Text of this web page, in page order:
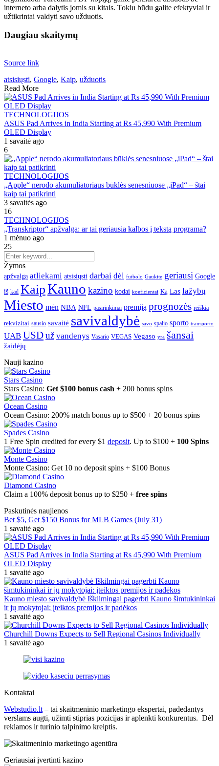
interneto arba dalytis jomis su kitais. Tokiu būdu galite efektyviai ir
užtikrintai valdyti savo užduotis.
Daugiau skaitymų
Source link
atsisiųsti, Google, Kaip, užduotis
Read More
TECHNOLOGIJOS
ASUS Pad Arrives in India Starting at Rs 45,990 With Premium
OLED Display
1 savaitė ago
6
TECHNOLOGIJOS
„Apple“ nerodo akumuliatoriaus būklės senesniuose „iPad“ – štai
kaip tai patikrinti
3 savaitės ago
16
TECHNOLOGIJOS
„Transkriptor“ apžvalga: ar tai geriausia kalbos į tekstą programa?
1 mėnuo ago
25
Žymos
apžvalga atliekami atsisiųsti darbai dėl futbolo Gaukite geriausi Google
iš kad KaipKauno kazino kodai koeficientai Ką Las lažybų
Miesto mėn NBA NFL pasirinkimai premiją prognozės reiškia
rekvizitai sausio savaitė savivaldybė savo spalio sporto transporto
UAB USDuž vandenys Vasario VEGAS Vegaso yra šansai
žaidėjų
Nauji kazino
Stars Casino
Stars Casino: Get $100 bonus cash + 200 bonus spins
Ocean Casino
Ocean Casino: 200% match bonus up to $500 + 20 bonus spins
Spades Casino
1 Free Spin credited for every $1 deposit. Up to $100 + 100 Spins
Monte Casino
Monte Casino: Get 10 no deposit spins + $100 Bonus
Diamond Casino
Claim a 100% deposit bonus up to $250 + free spins
Paskutinės naujienos
Bet $5, Get $150 Bonus for MLB Games (July 31)
1 savaitė ago
ASUS Pad Arrives in India Starting at Rs 45,990 With Premium
OLED Display
1 savaitė ago
Kauno miesto savivaldybė Iškilmingai pagerbti Kauno šimtukininkai
ir jų mokytojai: įteiktos premijos ir padėkos
1 savaitė ago
Churchill Downs Expects to Sell Regional Casinos Individually
1 savaitė ago
Kontaktai
Webstudio.lt – tai skaitmeninio marketingo ekspertai, padedantys
verslams augti, užimti stiprias pozicijas ir aplenkti konkurentus. Dėl
reklamos ir turinio talpinimo kreiptis.
Geriausiai įvertinti kazino